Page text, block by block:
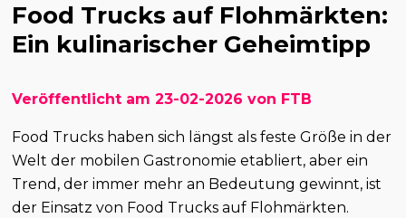
Food Trucks auf Flohmärkten:
Ein kulinarischer Geheimtipp
Veröffentlicht am 23-02-2026 von FTB
Food Trucks haben sich längst als feste Größe in der
Welt der mobilen Gastronomie etabliert, aber ein
Trend, der immer mehr an Bedeutung gewinnt, ist
der Einsatz von Food Trucks auf Flohmärkten.